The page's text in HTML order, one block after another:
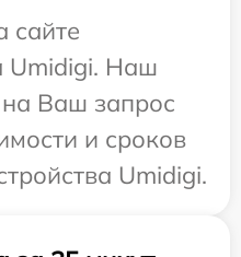
сайте
Umidigi. Наш
Ваш запрос
и сроков
Umidigi.